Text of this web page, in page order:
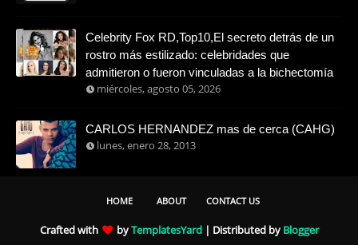
Celebrity Fox RD,Top10,El secreto detrás de un
rostro más estilizado: celebridades que
admitieron o fueron vinculadas a la bichectomía
miércoles, agosto 05, 2026
CARLOS HERNANDEZ mas de cerca (CAHG)
lunes, enero 28, 2013
HOME ABOUT CONTACT US
Crafted with byTemplatesYard| Distributed by Blogger